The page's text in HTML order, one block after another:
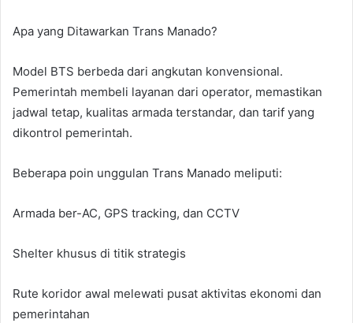
Apa yang Ditawarkan Trans Manado?
Model BTS berbeda dari angkutan konvensional.
Pemerintah membeli layanan dari operator, memastikan
jadwal tetap, kualitas armada terstandar, dan tarif yang
dikontrol pemerintah.
Beberapa poin unggulan Trans Manado meliputi:
Armada ber-AC, GPS tracking, dan CCTV
Shelter khusus di titik strategis
Rute koridor awal melewati pusat aktivitas ekonomi dan
pemerintahan